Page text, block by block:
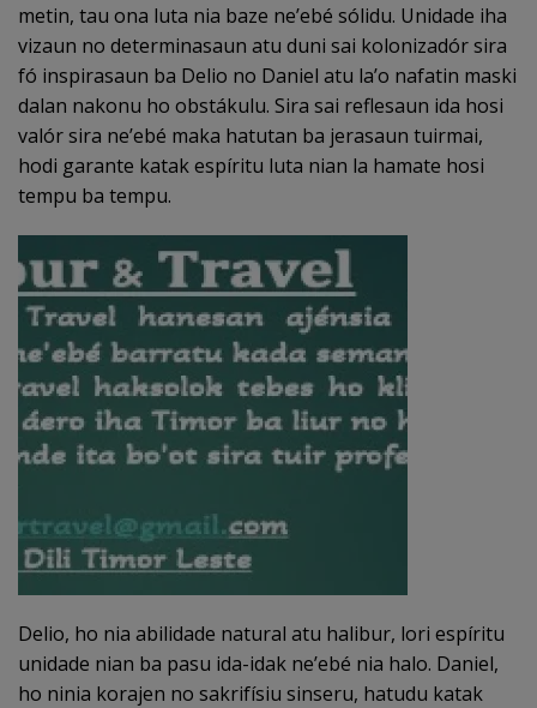
metin, tau ona luta nia baze ne’ebé sólidu. Unidade iha
vizaun no determinasaun atu duni sai kolonizadór sira
fó inspirasaun ba Delio no Daniel atu la’o nafatin maski
dalan nakonu ho obstákulu. Sira sai reflesaun ida hosi
valór sira ne’ebé maka hatutan ba jerasaun tuirmai,
hodi garante katak espíritu luta nian la hamate hosi
tempu ba tempu.
Delio, ho nia abilidade natural atu halibur, lori espíritu
unidade nian ba pasu ida-idak ne’ebé nia halo. Daniel,
ho ninia korajen no sakrifísiu sinseru, hatudu katak